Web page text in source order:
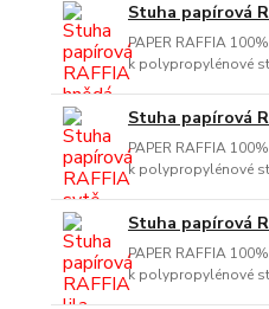
Stuha papírová
PAPER RAFFIA
k polypropylénové
Stuha papírová
PAPER RAFFIA
k polypropylénové
Stuha papírová
PAPER RAFFIA
k polypropylénové